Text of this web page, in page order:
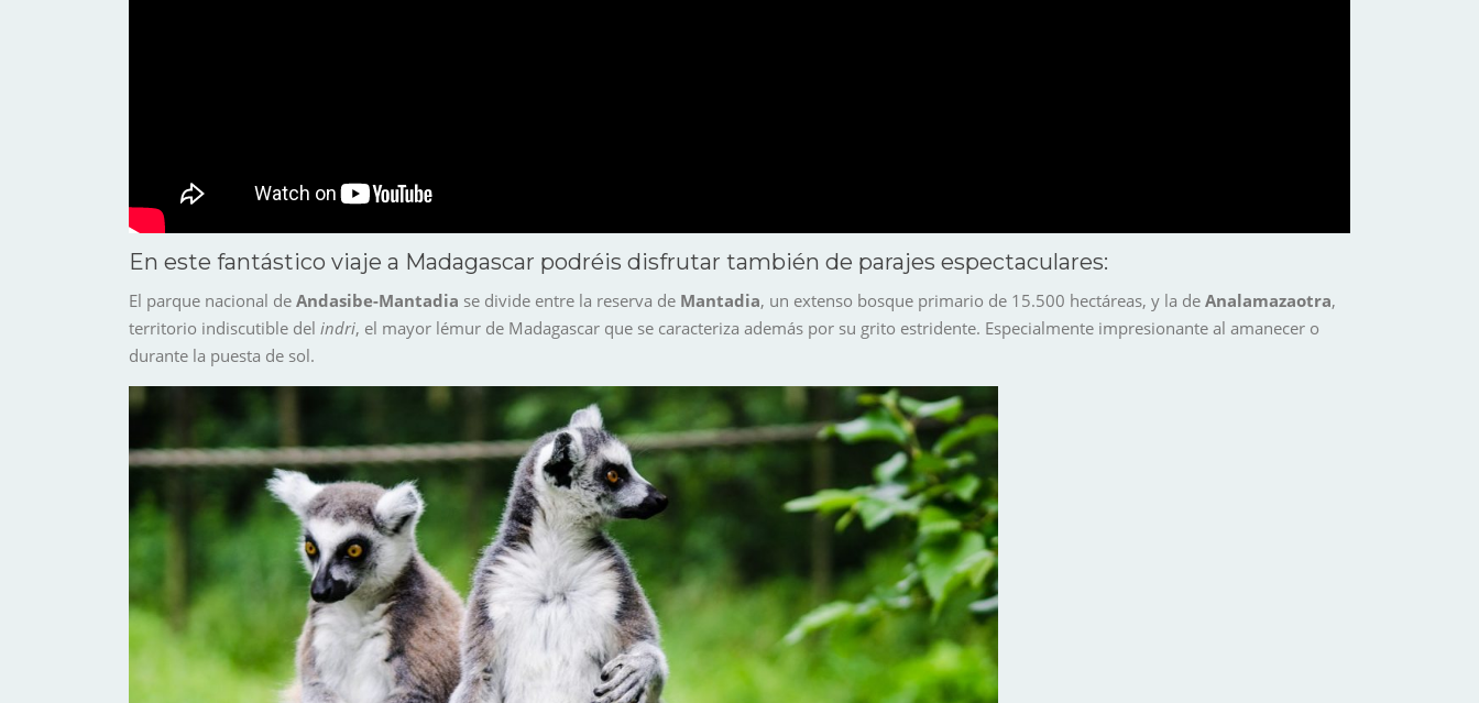
En este fantástico viaje a Madagascar podréis disfrutar también de parajes espectaculares:
El parque nacional de Andasibe-Mantadia se divide entre la reserva de Mantadia, un extenso bosque primario de 15.500 hectáreas, y la de Analamazaotra,
territorio indiscutible del indri, el mayor lémur de Madagascar que se caracteriza además por su grito estridente. Especialmente impresionante al amanecer o
durante la puesta de sol.